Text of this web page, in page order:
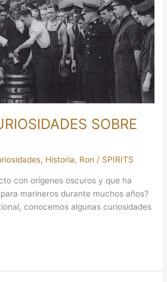
SOBRE
, Historia, Ron / SPIRITS
con orígenes oscuros y que ha
marineros durante muchos años?
conocemos algunas curiosidades